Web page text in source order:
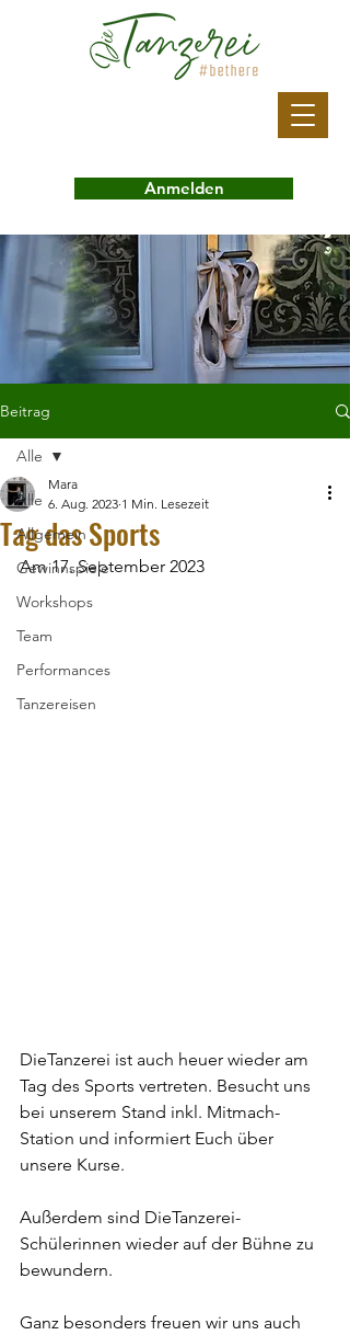
Anmelden
Beitrag
Alle
Allgemein
Gewinnspiele
Workshops
Team
Performances
Tanzereisen
Alle
Tag das Sports
Mara
6. Aug. 2023 1 Min. Lesezeit
Am 17. September 2023
DieTanzerei ist auch heuer wieder am
Tag des Sports vertreten. Besucht uns
bei unserem Stand inkl. Mitmach-
Station und informiert Euch über
unsere Kurse.
Außerdem sind DieTanzerei-
Schülerinnen wieder auf der Bühne zu
bewundern.
Ganz besonders freuen wir uns auch